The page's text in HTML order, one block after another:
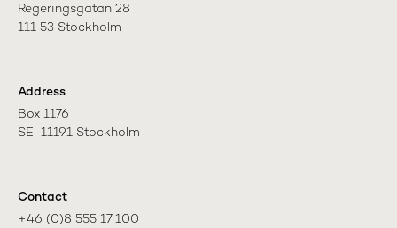
Regeringsgatan 28
111 53 Stockholm
Address
Box 1176
SE-11191 Stockholm
Contact
+46 (0)8 555 17 100